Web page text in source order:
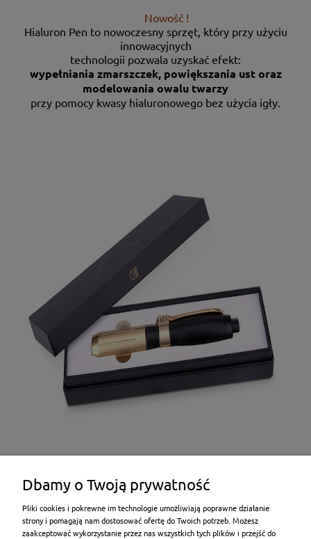
Nowość !
Hialuron Pen to nowoczesny sprzęt, który przy użyciu
innowacyjnych
technologii pozwala uzyskać efekt:
wypełniania zmarszczek, powiększania ust oraz
modelowania owalu twarzy
przy pomocy kwasy hialuronowego bez użycia igły.
Dbamy o Twoją prywatność
Pliki cookies i pokrewne im technologie umożliwiają poprawne działanie
strony i pomagają nam dostosować ofertę do Twoich potrzeb. Możesz
zaakceptować wykorzystanie przez nas wszystkich tych plików i przejść do